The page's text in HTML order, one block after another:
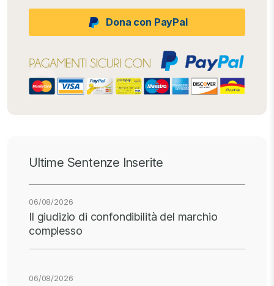
Dona con PayPal
Ultime Sentenze Inserite
06/08/2026
Il giudizio di confondibilità del marchio
complesso
06/08/2026